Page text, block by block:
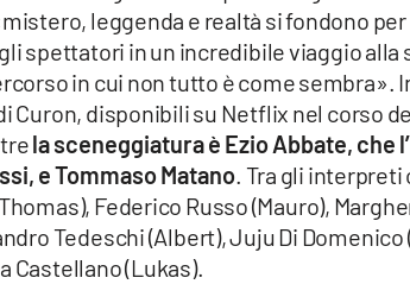
leggenda e realtà si fondono
spettatori in un incredibile viaggio alla
in cui non tutto è come sembra».
Curon, disponibili su Netflix nel corso
la sceneggiatura è Ezio Abbate, che
e Tommaso Matano. Tra gli interpreti
Federico Russo (Mauro),
Tedeschi (Albert), Juju Di Domenico
Castellano (Lukas).